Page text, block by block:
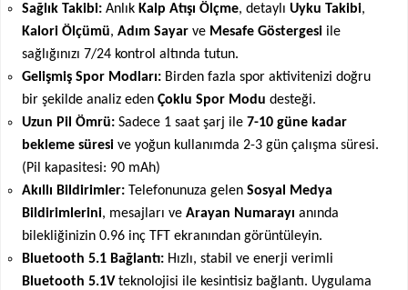
Sağlık Takibi: Anlık Kalp Atışı Ölçme, detaylı Uyku Takibi,
Kalori Ölçümü, Adım Sayar ve Mesafe Göstergesi ile
sağlığınızı 7/24 kontrol altında tutun.
Gelişmiş Spor Modları: Birden fazla spor aktivitenizi doğru
bir şekilde analiz eden Çoklu Spor Modu desteği.
Uzun Pil Ömrü: Sadece 1 saat şarj ile 7-10 güne kadar
bekleme süresi ve yoğun kullanımda 2-3 gün çalışma süresi.
(Pil kapasitesi: 90 mAh)
Akıllı Bildirimler: Telefonunuza gelen Sosyal Medya
Bildirimlerini, mesajları ve Arayan Numarayı anında
bilekliğinizin 0.96 inç TFT ekranından görüntüleyin.
Bluetooth 5.1 Bağlantı: Hızlı, stabil ve enerji verimli
Bluetooth 5.1V teknolojisi ile kesintisiz bağlantı. Uygulama